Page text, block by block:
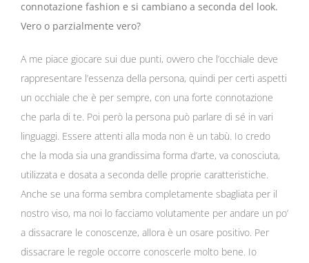
connotazione fashion e si cambiano a seconda del look.
Vero o parzialmente vero?
A me piace giocare sui due punti, ovvero che l’occhiale deve
rappresentare l’essenza della persona, quindi per certi aspetti
un occhiale che è per sempre, con una forte connotazione
che parla di te. Poi però la persona può parlare di sé in vari
linguaggi. Essere attenti alla moda non è un tabù. Io credo
che la moda sia una grandissima forma d’arte, va conosciuta,
utilizzata e dosata a seconda delle proprie caratteristiche.
Anche se una forma sembra completamente sbagliata per il
nostro viso, ma noi lo facciamo volutamente per andare un po’
a dissacrare le conoscenze, allora è un osare positivo. Per
dissacrare le regole occorre conoscerle molto bene. Io